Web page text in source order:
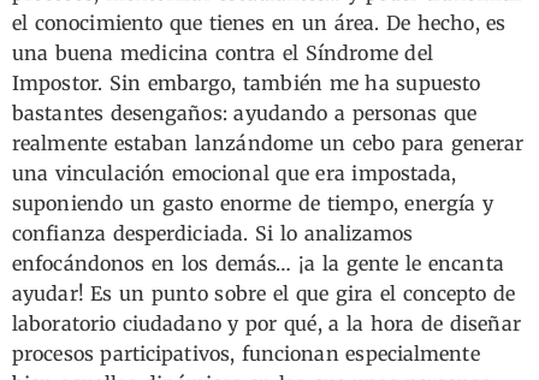
el conocimiento que tienes en un área. De hecho, es
una buena medicina contra el Síndrome del
Impostor. Sin embargo, también me ha supuesto
bastantes desengaños: ayudando a personas que
realmente estaban lanzándome un cebo para generar
una vinculación emocional que era impostada,
suponiendo un gasto enorme de tiempo, energía y
confianza desperdiciada. Si lo analizamos
enfocándonos en los demás… ¡a la gente le encanta
ayudar! Es un punto sobre el que gira el concepto de
laboratorio ciudadano y por qué, a la hora de diseñar
procesos participativos, funcionan especialmente